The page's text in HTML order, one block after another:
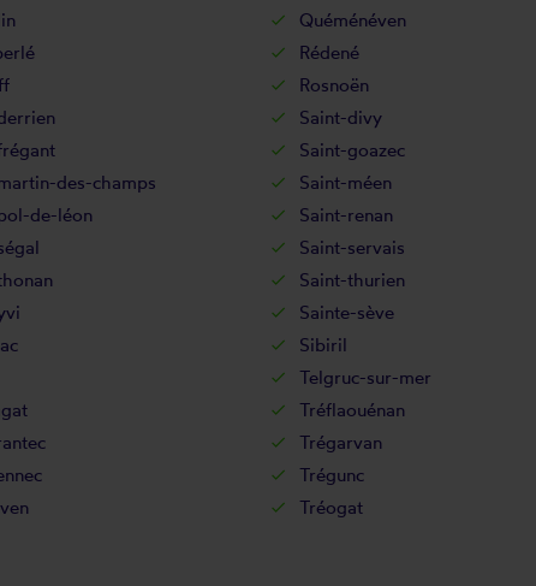
Quéménéven
Rédené
Rosnoën
Saint-divy
Saint-goazec
des-champs Saint-méen
de-léon Saint-renan
Saint-servais
Saint-thurien
Sainte-sève
Sibiril
Telgruc-sur-mer
Tréflaouénan
Trégarvan
Trégunc
Tréogat